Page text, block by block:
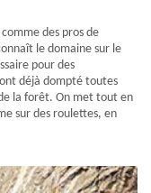
des pros de
le domaine sur le
pour des
déjà dompté toutes
la forêt. On met tout en
sur des roulettes, en